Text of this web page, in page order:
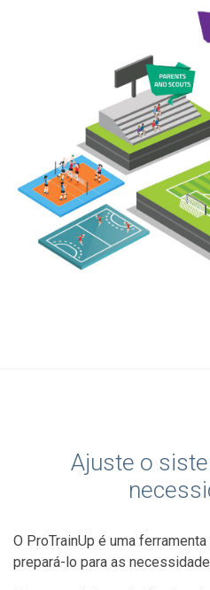
Ajuste o
O ProTrainUp é uma
prepará-lo para as